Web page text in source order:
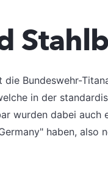
Bundeswehr-
in der
wurden dabei
haben, also